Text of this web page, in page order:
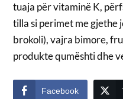
tuaja për vitaminë K,
tilla si perimet me gjethe
brokoli), vajra bimore,
produkte qumështi dhe
Facebook